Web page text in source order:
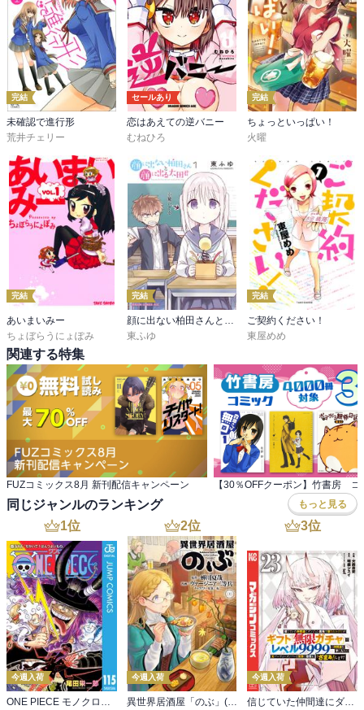
完結
未確認で進行形
荒井チェリー
セールあり
恋はあえての逆バニー
むねひろ
完結
ちょっといっぱい！
火曜
完結
あいまいみー
ちょぼらうにょぽみ
完結
顔に出ない柏田さんと顔に出る太田君
東ふゆ
完結
ご契約ください！
東屋めめ
関連する特集
FUZコミックス8月 新刊配信キャンペーン
同じジャンルのランキング もっと見る
1位
今週入荷
2位
今週入荷
3位
今週入荷